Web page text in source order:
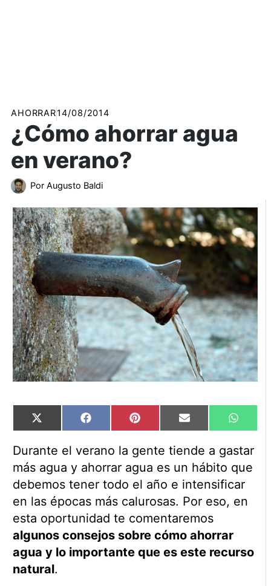
AHORRAR14/08/2014
¿Cómo ahorrar agua
en verano?
Por Augusto Baldi
Compartir
en
X
(Twitter)
Compartir
en
Facebook Compartir
en
Pinterest Compartir
en
Email
en
Durante el verano la gente tiende a gastar
más agua y ahorrar agua es un hábito que
debemos tener todo el año e intensificar
en las épocas más calurosas. Por eso, en
esta oportunidad te comentaremos
algunos consejos sobre cómo ahorrar
agua y lo importante que es este recurso
natural.